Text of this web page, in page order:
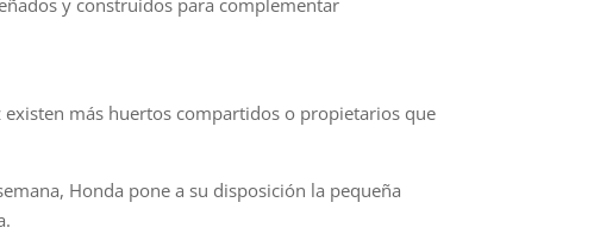
y construidos para complementar
más huertos compartidos o propietarios que
Honda pone a su disposición la pequeña